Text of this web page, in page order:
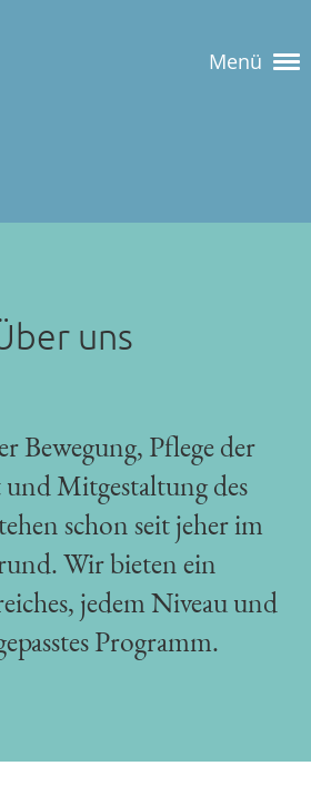
Menü
uns
Bewegung, Pflege der
und Mitgestaltung des
schon seit jeher im
Wir bieten ein
jedem Niveau und
Programm.